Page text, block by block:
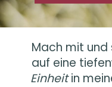
Mach mit und
auf eine
Einheitin